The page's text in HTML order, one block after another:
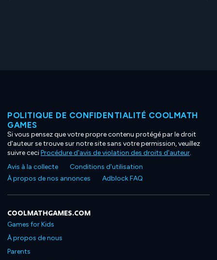
POLITIQUE DE CONFIDENTIALITÉ COOLMATH
GAMES
Si vous pensez que votre propre contenu protégé par le droit
d'auteur se trouve sur notre site sans votre permission, veuillez
suivre ceciProcédure d'avis de violation des droits d'auteur.
Avis à la collecte
Conditions d'utilisation
À propos de nos annonces
Adblock FAQ
COOLMATHGAMES.COM
Games for Kids
À propos de nous
Parents